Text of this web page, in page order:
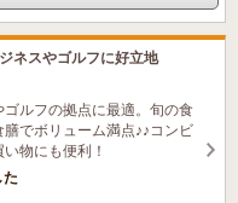
ネスやゴルフに好立地
ルフの拠点に最適。旬の食
でボリューム満点♪♪コンビ
物にも便利！
す